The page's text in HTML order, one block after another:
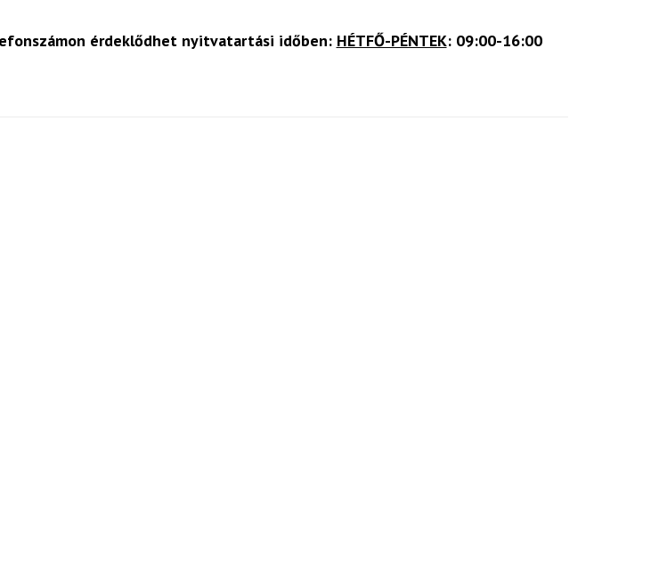
érdeklődhet nyitvatartási időben: HÉTFŐ-PÉNTEK: 09:00-16:00